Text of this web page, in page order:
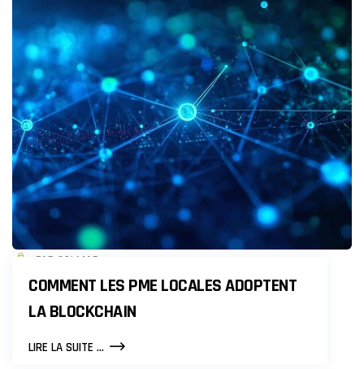
PAR COLMAR
COMMENT LES PME LOCALES ADOPTENT
LA BLOCKCHAIN
LIRE LA SUITE ...COMMENT